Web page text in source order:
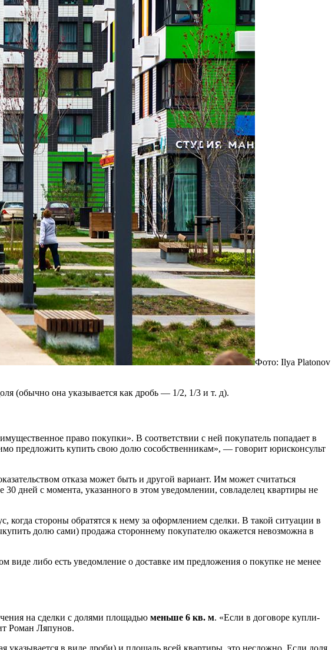
Фото: Ilya Platonov
(обычно она указывается как дробь — 1/2, 1/3 и т. д).
право покупки». В соответствии с ней покупатель попадает в
предложить купить свою долю сособственникам», — говорит юрисконсульт
отказа может быть и другой вариант. Им может считаться
дней с момента, указанного в этом уведомлении, совладелец квартиры не
когда стороны обратятся к нему за оформлением сделки. В такой ситуации в
долю сами) продажа стороннему покупателю окажется невозможна в
виде либо есть уведомление о доставке им предложения о покупке не менее
на сделки с долями площадью меньше 6 кв. м. «Если в договоре купли-
Роман Ляпунов.